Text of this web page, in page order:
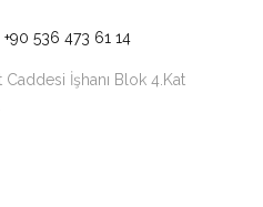
+90 536 473 61 14
İşhanı Blok 4.Kat